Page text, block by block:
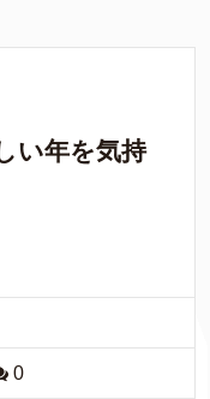
い年を気持
0